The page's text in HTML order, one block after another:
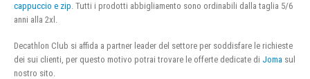
cappuccio e zip. Tutti i prodotti abbigliamento sono ordinabili dalla taglia 5/6
anni alla 2xl.
Decathlon Club si affida a partner leader del settore per soddisfare le richieste
dei sui clienti, per questo motivo potrai trovare le offerte dedicate di Joma sul
nostro sito.